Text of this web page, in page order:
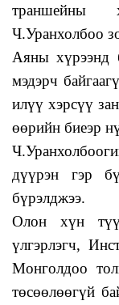
траншейны
Ч.Уранхолбоо
Аяны хүрээнд
мэдэрч
илүү хэрсүү
өөрийн биеэр
дүүрэн гэр
бүрэлджээ.
Олон хүн
үлгэрлэгч,
Монголдоо
төсөөлөөгүй